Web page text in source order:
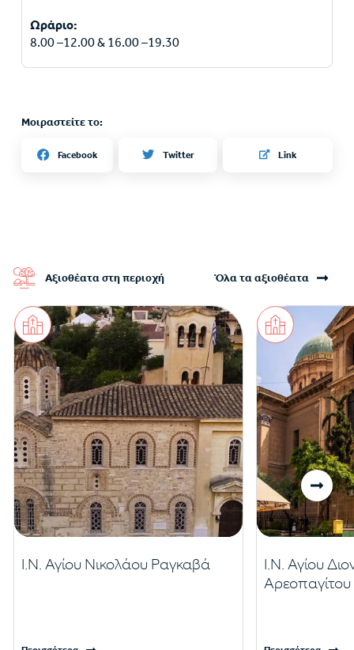
Ωράριο:
8.00 –12.00 & 16.00 –19.30
Μοιραστείτε το:
Facebook Twitter Link
Αξιοθέατα στη περιοχή Όλα τα αξιοθέατα
Ι.Ν. Αγίου Νικολάου Ραγκαβά
Ι.Ν. Αγίου
Αρεοπαγίτου